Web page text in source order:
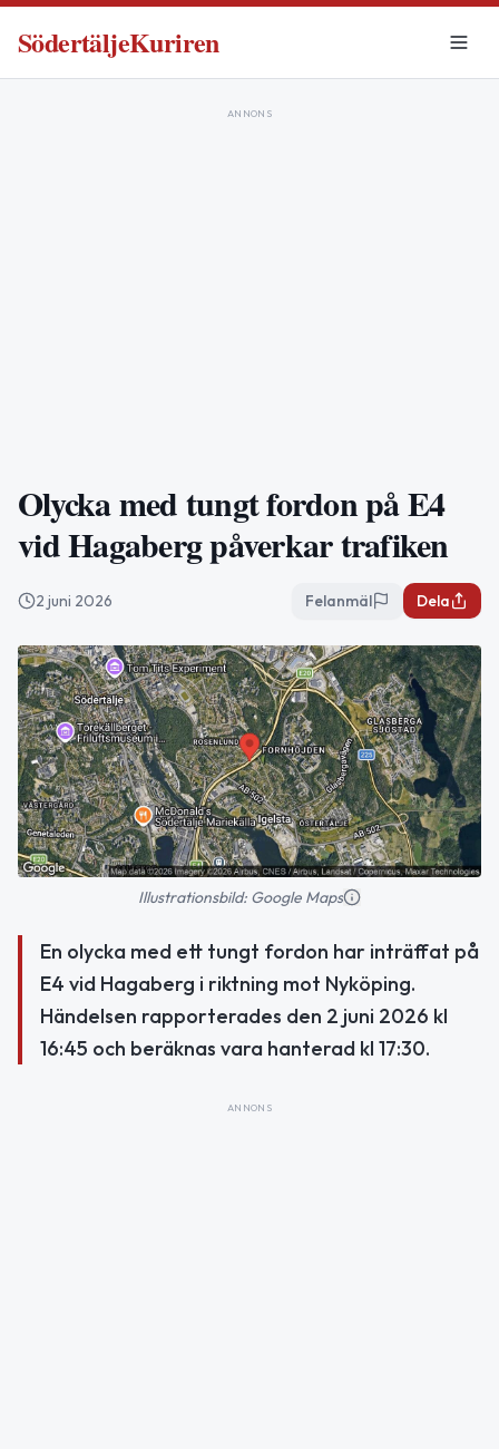
SödertäljeKuriren
ANNONS
Olycka med tungt fordon på E4
vid Hagaberg påverkar trafiken
2 juni 2026 Felanmäl Dela
Illustrationsbild: Google Maps
En olycka med ett tungt fordon har inträffat på
E4 vid Hagaberg i riktning mot Nyköping.
Händelsen rapporterades den 2 juni 2026 kl
16:45 och beräknas vara hanterad kl 17:30.
ANNONS